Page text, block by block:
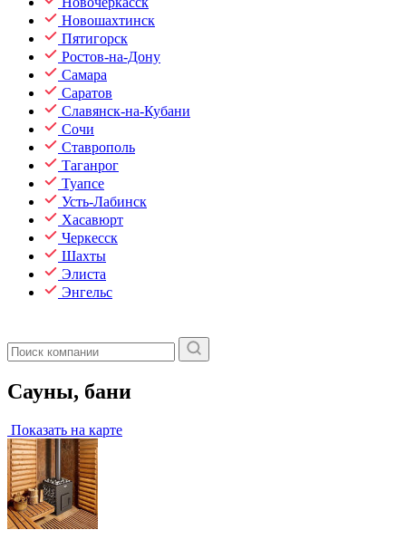
Новошахтинск
Пятигорск
Ростов-на-Дону
Самара
Саратов
Славянск-на-Кубани
Сочи
Ставрополь
Таганрог
Туапсе
Усть-Лабинск
Хасавюрт
Черкесск
Шахты
Элиста
Энгельс
Сауны, бани
Показать на карте